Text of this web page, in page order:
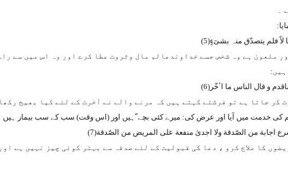
۔
لاً فلم یتصدّق منہ بشیٓء(5)
ملعون ہے وہ شخص جسے خداوندعالم مال وثروت عطا کرے اور وہ اس میں سے
و قال الناس ما اٴخّر (
6
)
کر جاتا ہے تو فرشتے کہتے ہیں کہ مرنے والے نے آخرت کے لئے کیا بھیج
اجابة من الصّدقة ولا اجدیٰ منفعة علی المریض من الصّدقة(7)
کا علاج کرو ، دعا کی قبولیت کے لئے صدقہ سے بہتر کوئی چیز نہیں ہے